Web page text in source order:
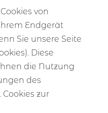
von
Endgerät
Sie unsere Seite
Diese
die Nutzung
des
zur